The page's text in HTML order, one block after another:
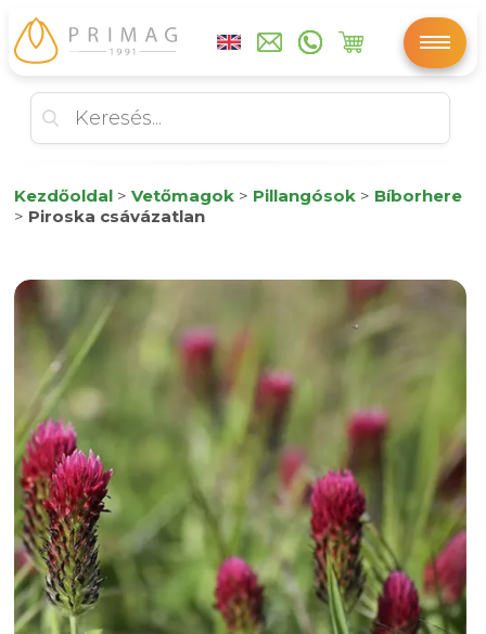
Kezdőoldal > Vetőmagok > Pillangósok > Bíborhere
> Piroska csávázatlan